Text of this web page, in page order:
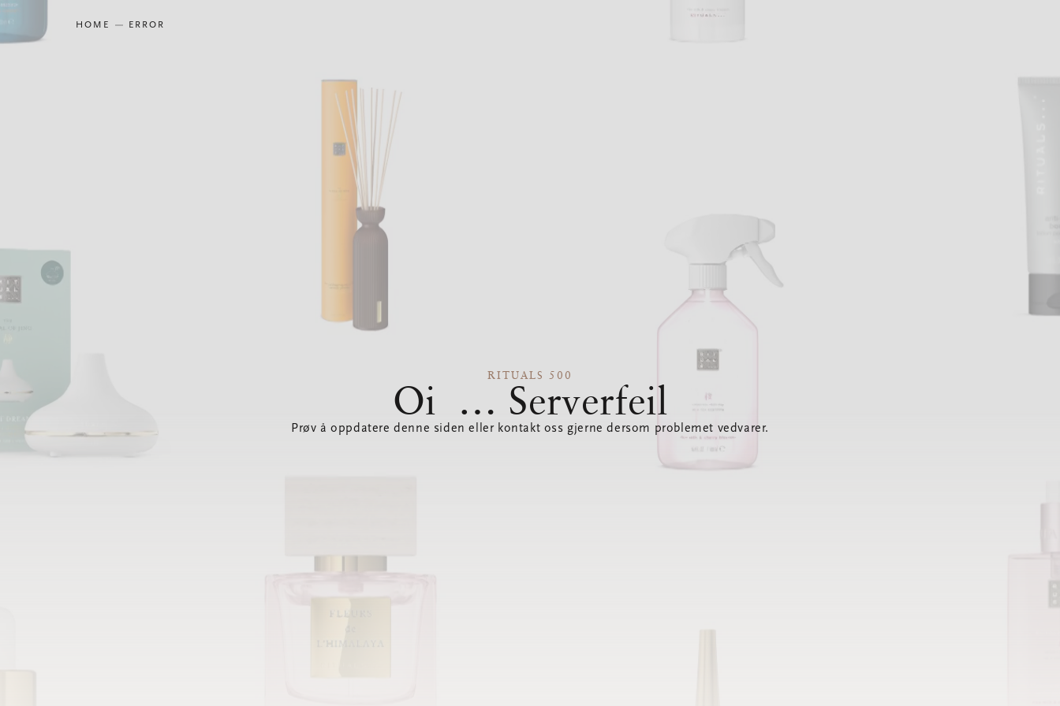
HOME ERROR
RITUALS 500
Oi … Serverfeil
Prøv å oppdatere denne siden eller kontakt oss gjerne dersom problemet vedvarer.